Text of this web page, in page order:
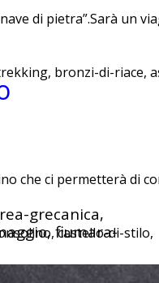
di pietra”.Sarà un
bronzi-di-riace,
che ci permetterà di
castello-di-stilo,
grecanica,
fiumara-